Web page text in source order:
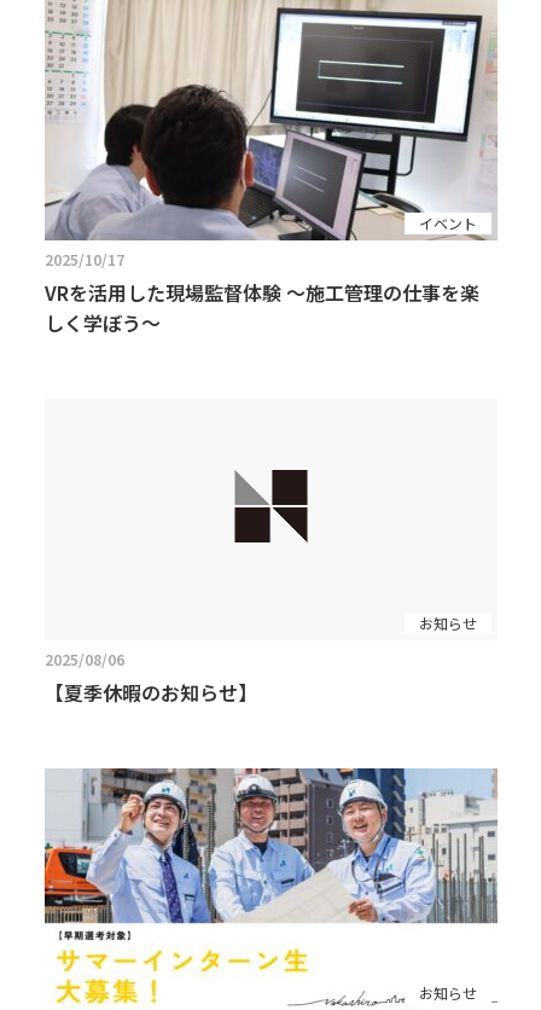
イベント
2025/10/17
VRを活用した現場監督体験 〜施工管理の仕事を楽
しく学ぼう〜
お知らせ
2025/08/06
【夏季休暇のお知らせ】
お知らせ